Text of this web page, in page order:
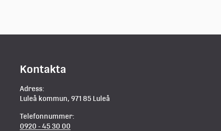
Kontakta
Adress:
Luleå kommun, 971 85 Luleå
Telefonnummer:
0920 - 45 30 00